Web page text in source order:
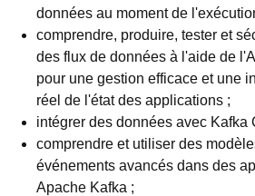
données au moment de
comprendre, produire, tester et
des flux de données à l'aide de
pour une gestion efficace et une
réel de l'état des applications ;
intégrer des données avec Kafka
comprendre et utiliser des
événements avancés dans des
Apache Kafka ;